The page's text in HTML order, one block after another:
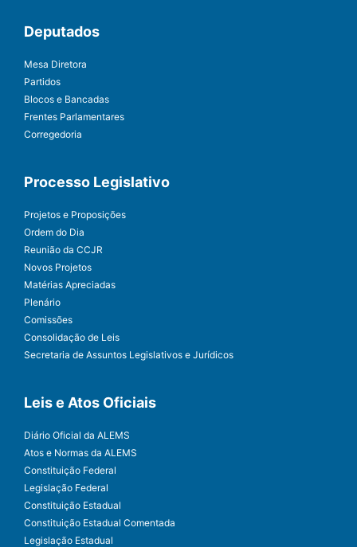
Deputados
Mesa Diretora
Partidos
Blocos e Bancadas
Frentes Parlamentares
Corregedoria
Processo Legislativo
Projetos e Proposições
Ordem do Dia
Reunião da CCJR
Novos Projetos
Matérias Apreciadas
Plenário
Comissões
Consolidação de Leis
Secretaria de Assuntos Legislativos e Jurídicos
Leis e Atos Oficiais
Diário Oficial da ALEMS
Atos e Normas da ALEMS
Constituição Federal
Legislação Federal
Constituição Estadual
Constituição Estadual Comentada
Legislação Estadual